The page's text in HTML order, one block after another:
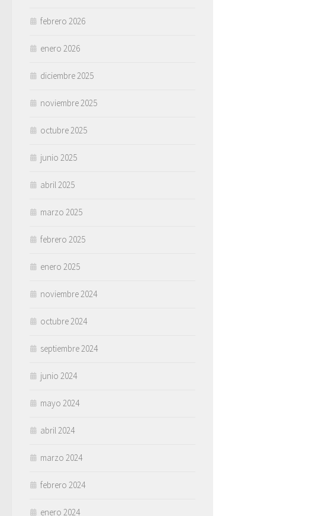
febrero 2026
enero 2026
diciembre 2025
noviembre 2025
octubre 2025
junio 2025
abril 2025
marzo 2025
febrero 2025
enero 2025
noviembre 2024
octubre 2024
septiembre 2024
junio 2024
mayo 2024
abril 2024
marzo 2024
febrero 2024
enero 2024